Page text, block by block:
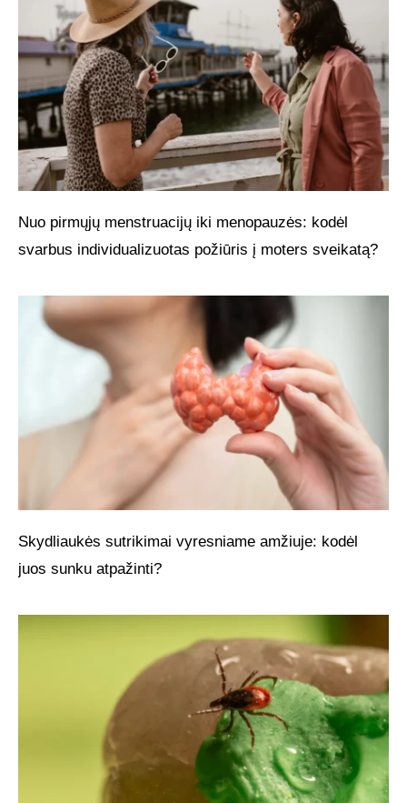
Nuo pirmųjų menstruacijų iki menopauzės: kodėl
svarbus individualizuotas požiūris į moters sveikatą?
Skydliaukės sutrikimai vyresniame amžiuje: kodėl
juos sunku atpažinti?